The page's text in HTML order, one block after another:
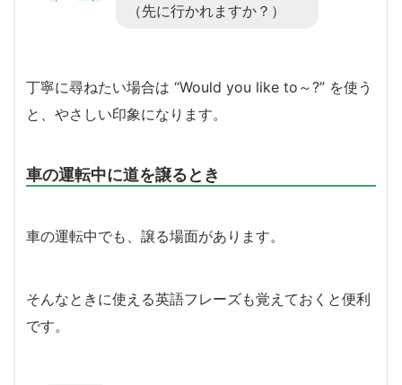
（先に行かれますか？）
丁寧に尋ねたい場合は “Would you like to～?” を使う
と、やさしい印象になります。
車の運転中に道を譲るとき
車の運転中でも、譲る場面があります。
そんなときに使える英語フレーズも覚えておくと便利
です。